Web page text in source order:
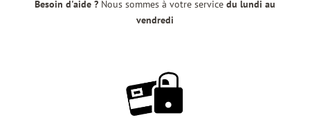
Besoin d'aide ? Nous sommes à votre service du lundi au
vendredi